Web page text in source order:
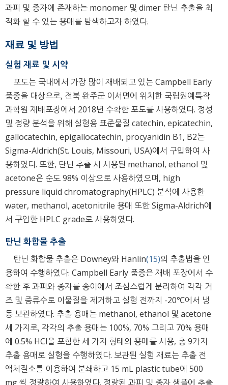
과피 및 종자에 존재하는 monomer 및 dimer 탄닌 추출을 최
적화 할 수 있는 용매를 탐색하고자 하였다.
재료 및 방법
실험 재료 및 시약
포도는 국내에서 가장 많이 재배되고 있는 Campbell Early
품종을 대상으로, 전북 완주군 이서면에 위치한 국립원예특작
과학원 재배포장에서 2018년 수확한 포도를 사용하였다. 정성
및 정량 분석을 위해 실험용 표준물질 catechin, epicatechin,
gallocatechin, epigallocatechin, procyanidin B1, B2는
Sigma-Aldrich(St. Louis, Missouri, USA)에서 구입하여 사
용하였다. 또한, 탄닌 추출 시 사용된 methanol, ethanol 및
acetone은 순도 98% 이상으로 사용하였으며, high
pressure liquid chromatography(HPLC) 분석에 사용한
water, methanol, acetonitrile 용매 또한 Sigma-Aldrich에
서 구입한 HPLC grade로 사용하였다.
탄닌 화합물 추출
탄닌 화합물 추출은 Downey와 Hanlin(15)의 추출법을 인
용하여 수행하였다. Campbell Early 품종은 재배 포장에서 수
확한 후 과피와 종자를 송이에서 조심스럽게 분리하여 각각 거
즈 및 증류수로 이물질을 제거하고 실험 전까지 -20℃에서 냉
동 보관하였다. 추출 용매는 methanol, ethanol 및 acetone
세 가지로, 각각의 추출 용매는 100%, 70% 그리고 70% 용매
에 0.5% HCl을 포함한 세 가지 형태의 용매를 사용, 총 9가지
추출 용매로 실험을 수행하였다. 보관된 실험 재료는 추출 전
액체질소를 이용하여 분쇄하고 15 mL plastic tube에 500
mg 씩 정량하여 사용하였다. 정량된 과피 및 종자 샘플에 추출